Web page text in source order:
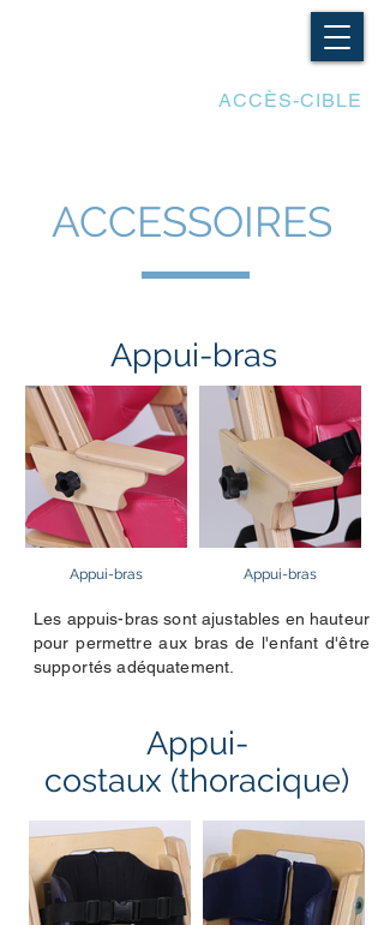
LES ADAPTATIONSACCÈS-CIBLE
ACCESSOIRES
Appui-bras
Les appuis-bras sont ajustables en hauteur
pour permettre aux bras de l'enfant d'être
supportés adéquatement.
Appui-bras Appui-bras
Appui-
costaux (thoracique)